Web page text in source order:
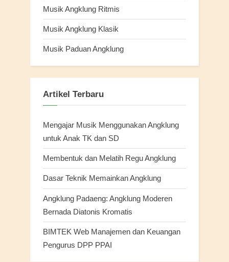
Musik Angklung Ritmis
Musik Angklung Klasik
Musik Paduan Angklung
Artikel Terbaru
Mengajar Musik Menggunakan Angklung
untuk Anak TK dan SD
Membentuk dan Melatih Regu Angklung
Dasar Teknik Memainkan Angklung
Angklung Padaeng: Angklung Moderen
Bernada Diatonis Kromatis
BIMTEK Web Manajemen dan Keuangan
Pengurus DPP PPAI